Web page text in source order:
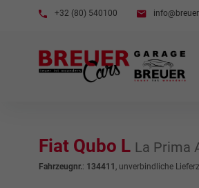
+32 (80) 540100
Fiat Qubo L La Prima
Fahrzeugnr.: 134411 , unverbindliche